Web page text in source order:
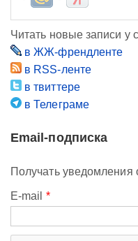
Читать новые записи у
в ЖЖ-френдленте
в RSS-ленте
в твиттере
в Телеграме
Email-подписка
Получать уведомления
E-mail *